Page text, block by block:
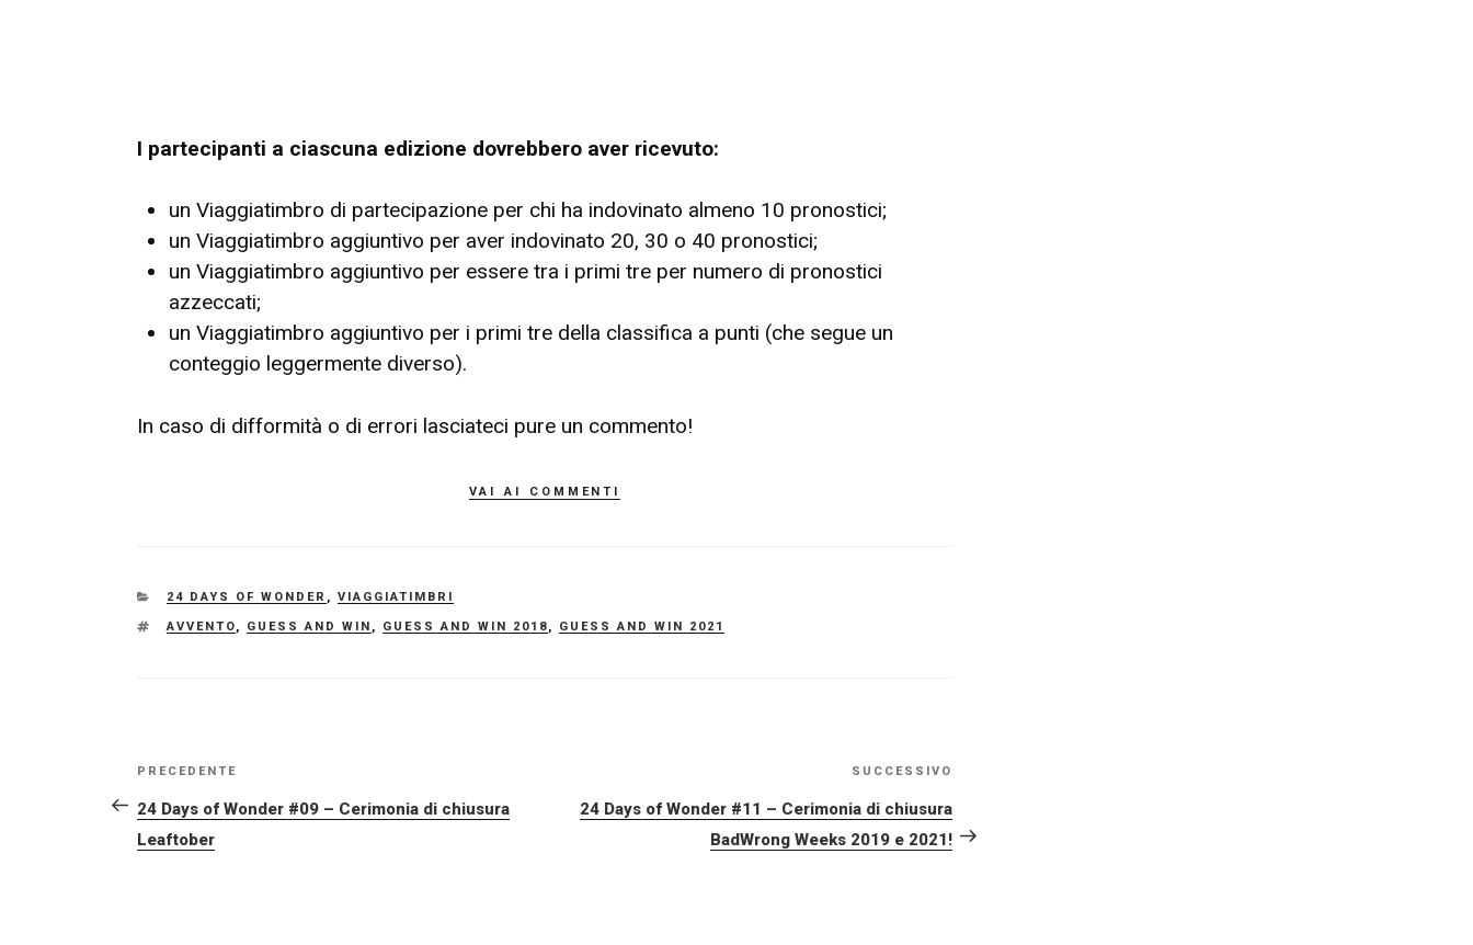
I partecipanti a ciascuna edizione dovrebbero aver ricevuto:
un Viaggiatimbro di partecipazione per chi ha indovinato almeno 10 pronostici;
un Viaggiatimbro aggiuntivo per aver indovinato 20, 30 o 40 pronostici;
un Viaggiatimbro aggiuntivo per essere tra i primi tre per numero di pronostici
azzeccati;
un Viaggiatimbro aggiuntivo per i primi tre della classifica a punti (che segue un
conteggio leggermente diverso).
In caso di difformità o di errori lasciateci pure un commento!
vai ai commenti
CATEGORIE
24 DAYS OF WONDER ,VIAGGIATIMBRI
TAG
AVVENTO, GUESS AND WIN , GUESS AND WIN 2018, GUESS AND WIN 2021
NAVIGAZIONE
ARTICOLI
Articolo
precedente:
PRECEDENTE
24 Days of Wonder #09 – Cerimonia di chiusura
Leaftober
successivo
SUCCESSIVO
24 Days of Wonder #11 – Cerimonia di chiusura
BadWrong Weeks 2019 e 2021!